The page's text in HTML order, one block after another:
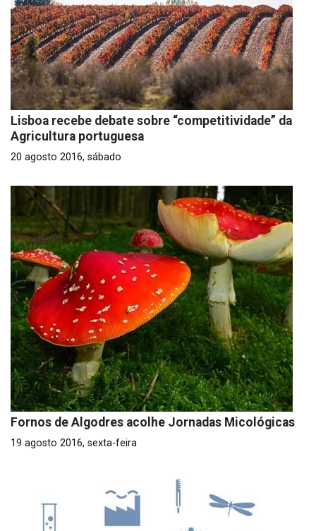
Lisboa recebe debate sobre “competitividade” da
Agricultura portuguesa
20 agosto 2016, sábado
Fornos de Algodres acolhe Jornadas Micológicas
19 agosto 2016, sexta-feira